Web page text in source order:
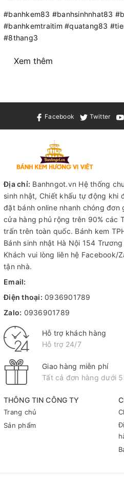
#banhkem83 #banhsinhnhat83
#banhkemtraitim #quatang83
#8thang3
Xem thêm
Facebook Twitter
THÔNG TIN CÔNG TY
Trang chủ
Sản phẩm
Địa chỉ: Banhngot.vn Hệ thống
sinh nhật, Chiết khấu tự động khi
đặt bánh online nhanh chóng đơn
cửa hàng phủ rộng trên 90% các
trấn trên toàn quốc. Bánh kem
Bánh sinh nhật Hà Nội 154
Khách vui lòng liên hệ Facebook/
tận nhà.
Email:
Điện thoại: 0936901789
Zalo: 0936901789
Hỗ trợ khách hàng
Hỗ trợ 24/7
Giao hàng miễn phí
Tất cả đơn hàng dưới